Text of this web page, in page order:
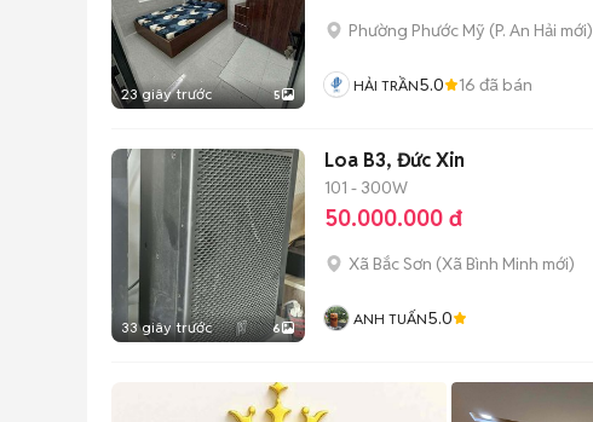
23 giây trước 5
Phường Phước Mỹ (P. An Hải mới)
HẢI TRẦN5.0 16 đã bán
33 giây trước 6
Loa B3, Đức Xin
101 - 300W
50.000.000 đ
Xã Bắc Sơn (Xã Bình Minh mới)
ANH TUẤN5.0